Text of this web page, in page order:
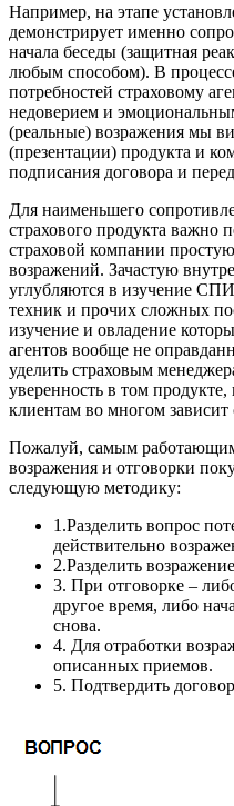
Например, на этапе
демонстрирует именно
начала беседы (защитная
любым способом). В
потребностей страховому
недоверием и
(реальные) возражения мы
(презентации) продукта и
подписания договора и
Для наименьшего
страхового продукта важно
страховой компании
возражений. Зачастую
углубляются в изучение
техник и прочих сложных
изучение и овладение
агентов вообще не
уделить страховым
уверенность в том
клиентам во многом
Пожалуй, самым
возражения и отговорки
следующую методику:
1.Разделить вопрос
действительно
2.Разделить
3. При отговорке –
другое время, либо
снова.
4. Для отработки
описанных приемов.
5. Подтвердить